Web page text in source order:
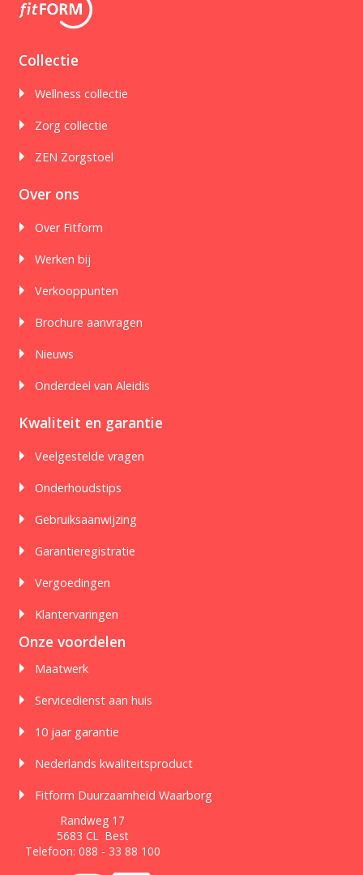
Collectie
Wellness collectie
Zorg collectie
ZEN Zorgstoel
Over ons
Over Fitform
Werken bij
Verkooppunten
Brochure aanvragen
Nieuws
Onderdeel van Aleidis
Kwaliteit en garantie
Veelgestelde vragen
Onderhoudstips
Gebruiksaanwijzing
Garantieregistratie
Vergoedingen
Klantervaringen
Onze voordelen
Maatwerk
Servicedienst aan huis
10 jaar garantie
Nederlands kwaliteitsproduct
Fitform Duurzaamheid Waarborg
Randweg 17
5683 CL Best
Telefoon: 088 - 33 88 100